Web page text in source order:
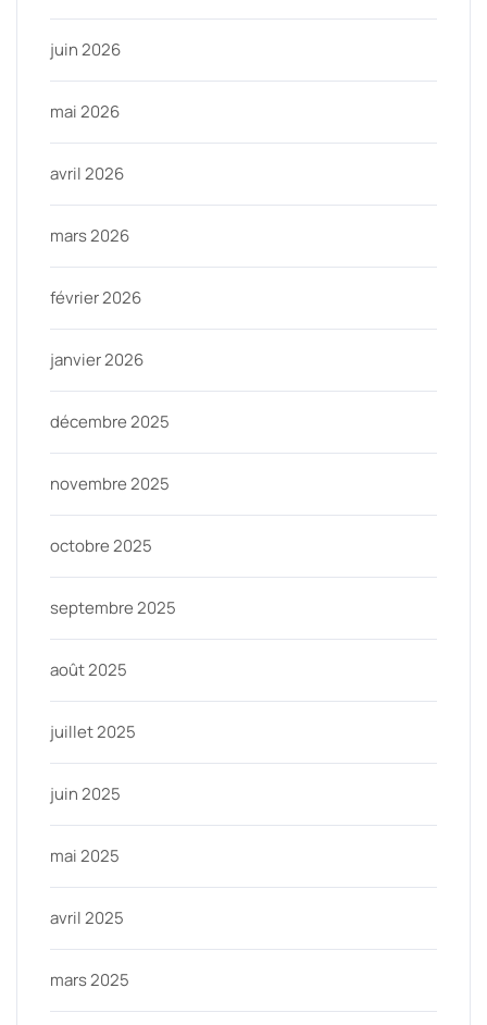
juin 2026
mai 2026
avril 2026
mars 2026
février 2026
janvier 2026
décembre 2025
novembre 2025
octobre 2025
septembre 2025
août 2025
juillet 2025
juin 2025
mai 2025
avril 2025
mars 2025